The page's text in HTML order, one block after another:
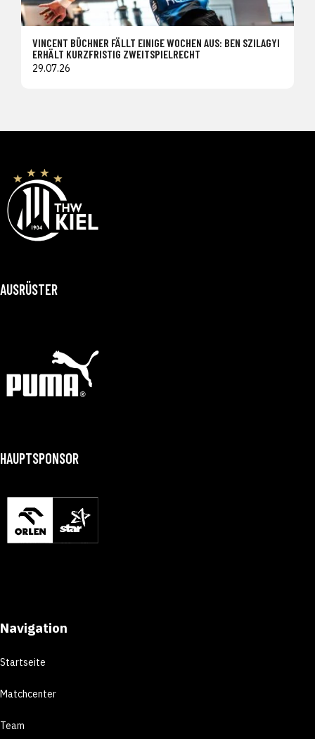
VINCENT BÜCHNER FÄLLT EINIGE WOCHEN AUS: BEN SZILAGYI
ERHÄLT KURZFRISTIG ZWEITSPIELRECHT
29.07.26
AUSRÜSTER
HAUPTSPONSOR
Navigation
Startseite
Matchcenter
Team